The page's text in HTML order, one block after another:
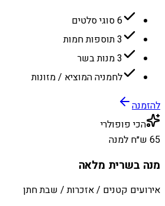
6 סוגי סלטים
3 תוספות חמות
3 מנות בשר
לחמניה המוציא / מזונות
להזמנה
הכי פופולרי
65 ש״ח למנה
מנה בשרית מלאה
אירועים קטנים / אזכרות / שבת חתן